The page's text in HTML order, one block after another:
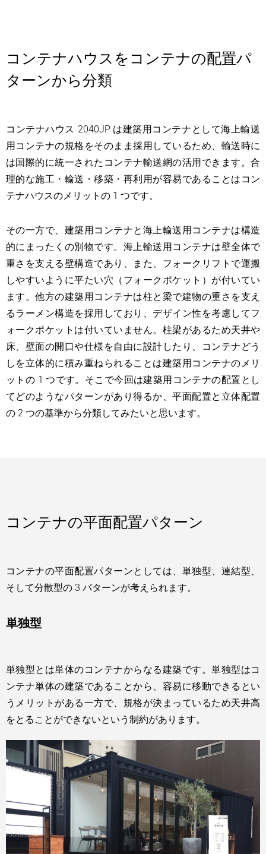
コンテナハウスをコンテナの配置パ
ターンから分類
コンテナハウス 2040JP は建築用コンテナとして海上輸送
用コンテナの規格をそのまま採用しているため、輸送時に
は国際的に統一されたコンテナ輸送網の活用できます。合
理的な施工・輸送・移築・再利用が容易であることはコン
テナハウスのメリットの 1 つです。
その一方で、建築用コンテナと海上輸送用コンテナは構造
的にまったくの別物です。海上輸送用コンテナは壁全体で
重さを支える壁構造であり、また、フォークリフトで運搬
しやすいように平たい穴（フォークポケット）が付いてい
ます。他方の建築用コンテナは柱と梁で建物の重さを支え
るラーメン構造を採用しており、デザイン性を考慮してフ
ォークポケットは付いていません。柱梁があるため天井や
床、壁面の開口や仕様を自由に設計したり、コンテナどう
しを立体的に積み重ねられることは建築用コンテナのメリ
ットの 1 つです。そこで今回は建築用コンテナの配置とし
てどのようなパターンがあり得るか、平面配置と立体配置
の 2 つの基準から分類してみたいと思います。
コンテナの平面配置パターン
コンテナの平面配置パターンとしては、単独型、連結型、
そして分散型の 3 パターンが考えられます。
単独型
単独型とは単体のコンテナからなる建築です。単独型はコ
ンテナ単体の建築であることから、容易に移動できるとい
うメリットがある一方で、規格が決まっているため天井高
をとることができないという制約があります。